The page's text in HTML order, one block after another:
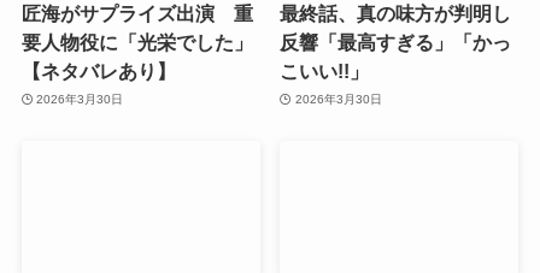
匠海がサプライズ出演 重
要人物役に「光栄でした」
【ネタバレあり】
2026年3月30日
最終話、真の味方が判明し
反響「最高すぎる」「かっ
こいい!!」
2026年3月30日